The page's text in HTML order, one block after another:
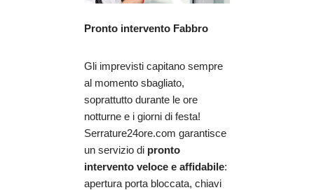
Pronto intervento Fabbro
Gli imprevisti capitano sempre
al momento sbagliato,
soprattutto durante le ore
notturne e i giorni di festa!
Serrature24ore.com garantisce
un servizio di pronto
intervento veloce e affidabile:
apertura porta bloccata, chiavi